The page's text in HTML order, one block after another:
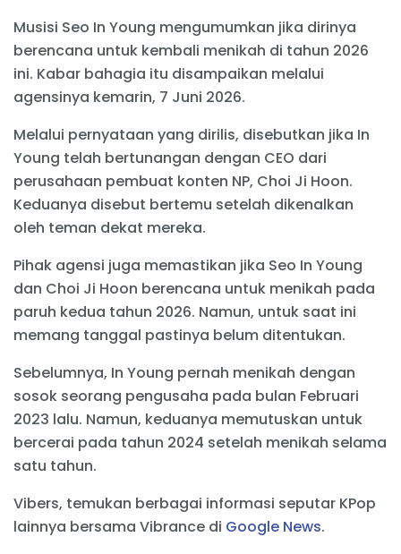
Musisi Seo In Young mengumumkan jika dirinya
berencana untuk kembali menikah di tahun 2026
ini. Kabar bahagia itu disampaikan melalui
agensinya kemarin, 7 Juni 2026.
Melalui pernyataan yang dirilis, disebutkan jika In
Young telah bertunangan dengan CEO dari
perusahaan pembuat konten NP, Choi Ji Hoon.
Keduanya disebut bertemu setelah dikenalkan
oleh teman dekat mereka.
Pihak agensi juga memastikan jika Seo In Young
dan Choi Ji Hoon berencana untuk menikah pada
paruh kedua tahun 2026. Namun, untuk saat ini
memang tanggal pastinya belum ditentukan.
Sebelumnya, In Young pernah menikah dengan
sosok seorang pengusaha pada bulan Februari
2023 lalu. Namun, keduanya memutuskan untuk
bercerai pada tahun 2024 setelah menikah selama
satu tahun.
Vibers, temukan berbagai informasi seputar KPop
lainnya bersama Vibrance di Google News.